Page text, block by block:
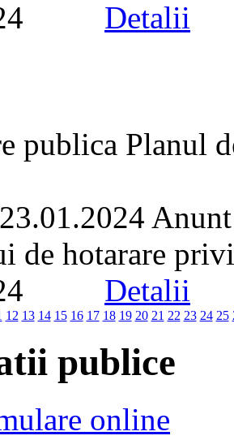
Detalii
publica Planul
de hotarare
Detalii
12 13 14 15 16 17 18 19 20 21 22 23 24 25
publice
online